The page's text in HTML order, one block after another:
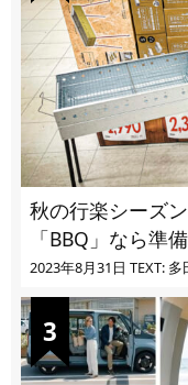
秋の行楽シーズ
「BBQ」なら準
2023年8月31日 TEXT: